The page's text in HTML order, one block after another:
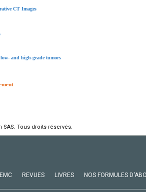
CT Images
and high-grade tumors
Tous droits réservés.
REVUES LIVRES NOS FORMULES